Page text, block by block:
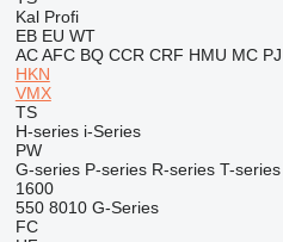
Kal Profi
EB EU WT
AC AFC BQ CCR CRF HMU MC PJ
HKN
VMX
TS
H-series i-Series
PW
G-series P-series R-series T-series
1600
550 8010 G-Series
FC